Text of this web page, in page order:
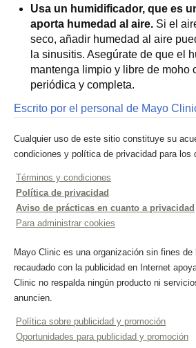
Usa un humidificador, que es
aporta humedad al aire. Si el
seco, añadir humedad al aire
la sinusitis. Asegúrate de que el
mantenga limpio y libre de moho
periódica y completa.
Escrito por el personal de Mayo
Cualquier uso de este sitio constituye su
condiciones y política de privacidad para los
Términos y condiciones
Política de privacidad
Aviso de prácticas en cuanto a privacidad
Para administrar cookies
Mayo Clinic es una organización sin fines
recaudado con la publicidad en Internet
Clinic no respalda ningún producto ni
anuncien.
Política sobre publicidad y promoción
Oportunidades para publicidad y promoción